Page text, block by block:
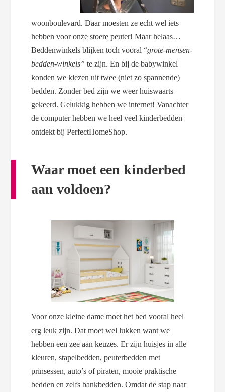
woonboulevard. Daar moesten ze echt wel iets
hebben voor onze stoere peuter! Maar helaas…
Beddenwinkels blijken toch vooral “grote-mensen-
bedden-winkels” te zijn. En bij de babywinkel
konden we kiezen uit twee (niet zo spannende)
bedden. Zonder bed zijn we weer huiswaarts
gekeerd. Gelukkig hebben we internet! Vanachter
de computer hebben we heel veel kinderbedden
ontdekt bij PerfectHomeShop.
Waar moet een kinderbed
aan voldoen?
Voor onze kleine dame moet het bed vooral heel
erg leuk zijn. Dat moet wel lukken want we
hebben een zee aan keuzes. Er zijn huisjes in alle
kleuren, stapelbedden, peuterbedden met
prinsessen, auto’s of piraten, mooie praktische
bedden en zelfs bankbedden. Omdat de stap naar